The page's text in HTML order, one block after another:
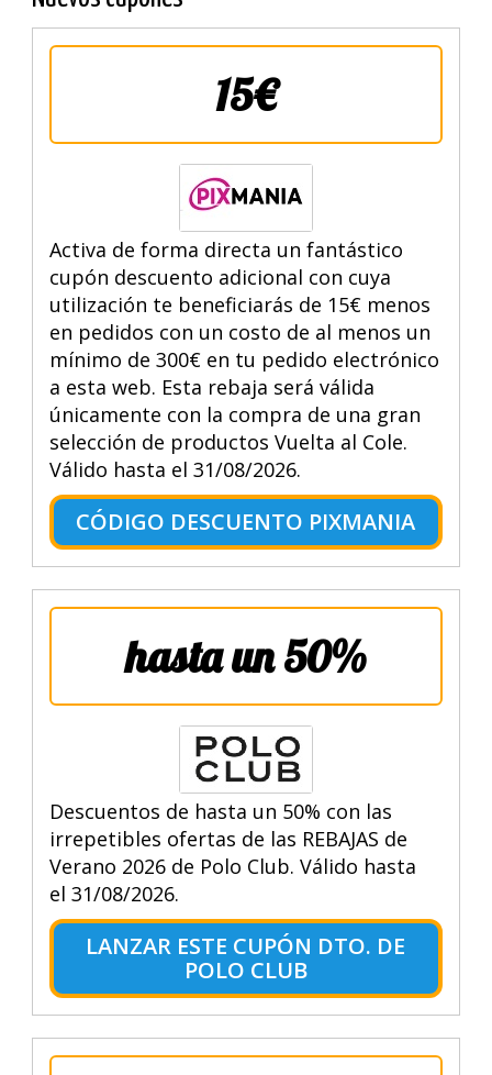
15€
Activa de forma directa un fantástico
cupón descuento adicional con cuya
utilización te beneficiarás de 15€ menos
en pedidos con un costo de al menos un
mínimo de 300€ en tu pedido electrónico
a esta web. Esta rebaja será válida
únicamente con la compra de una gran
selección de productos Vuelta al Cole.
Válido hasta el 31/08/2026.
CÓDIGO DESCUENTO PIXMANIA
hasta un 50%
Descuentos de hasta un 50% con las
irrepetibles ofertas de las REBAJAS de
Verano 2026 de Polo Club. Válido hasta
el 31/08/2026.
LANZAR ESTE CUPÓN DTO. DE
POLO CLUB